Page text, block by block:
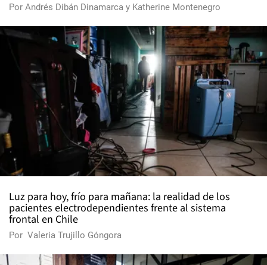
Por Andrés Dibán Dinamarca y Katherine Montenegro
Luz para hoy, frío para mañana: la realidad de los
pacientes electrodependientes frente al sistema
frontal en Chile
Por Valeria Trujillo Góngora